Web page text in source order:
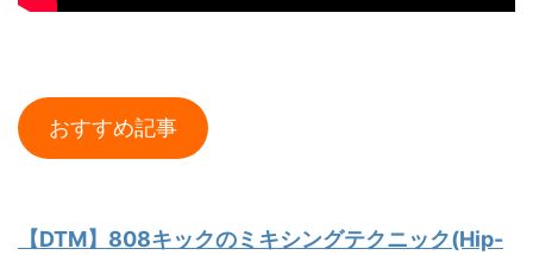
おすすめ記事
【DTM】808キックのミキシングテクニック(Hip-